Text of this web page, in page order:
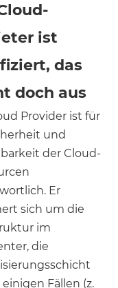
ist
das
doch aus
Provider ist für
und
der Cloud-
Er
sich um die
im
die
Fällen (z.